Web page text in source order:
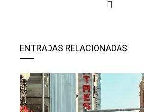
ENTRADAS RELACIONADAS